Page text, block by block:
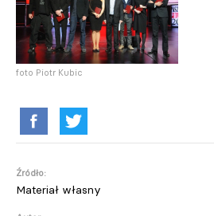
foto Piotr Kubic
Źródło:
Materiał własny